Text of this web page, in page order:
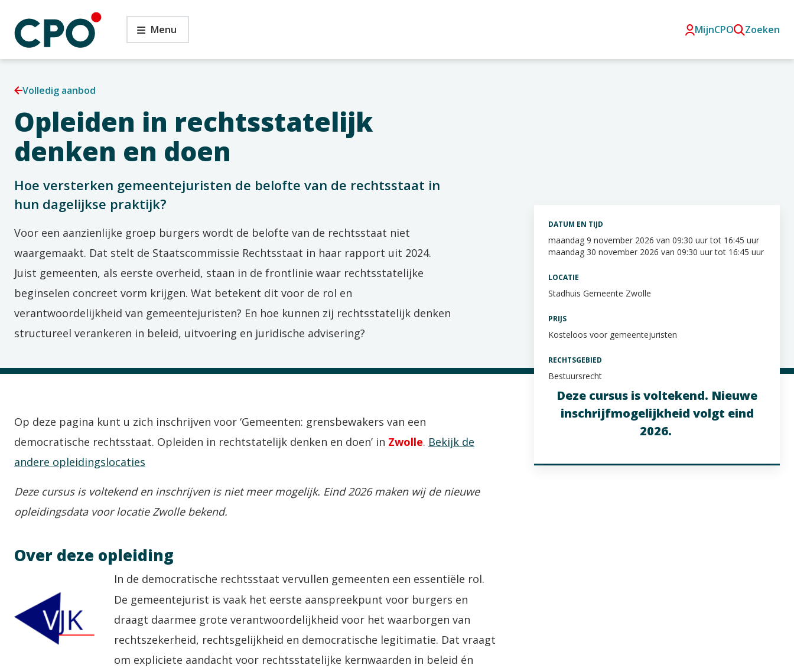
naar
inhoud
Zwolle
–
rechtsstatelijk
denken
doen
Menu MijnCPO Zoeken
Volledig aanbod
Opleiden in rechtsstatelijk
denken en doen
Hoe versterken gemeentejuristen de belofte van de rechtsstaat in
hun dagelijkse praktijk?
Voor een aanzienlijke groep burgers wordt de belofte van de rechtsstaat niet
waargemaakt. Dat stelt de Staatscommissie Rechtsstaat in haar rapport uit 2024.
Juist gemeenten, als eerste overheid, staan in de frontlinie waar rechtsstatelijke
beginselen concreet vorm krijgen. Wat betekent dit voor de rol en
verantwoordelijkheid van gemeentejuristen? En hoe kunnen zij rechtsstatelijk denken
structureel verankeren in beleid, uitvoering en juridische advisering?
Op deze pagina kunt u zich inschrijven voor ‘Gemeenten: grensbewakers van een
democratische rechtsstaat. Opleiden in rechtstatelijk denken en doen’ in Zwolle. Bekijk de
andere opleidingslocaties
Deze cursus is voltekend en inschrijven is niet meer mogelijk. Eind 2026 maken wij de nieuwe
opleidingsdata voor locatie Zwolle bekend.
Over deze opleiding
In de democratische rechtsstaat vervullen gemeenten een essentiële rol.
De gemeentejurist is vaak het eerste aanspreekpunt voor burgers en
draagt daarmee grote verantwoordelijkheid voor het waarborgen van
rechtszekerheid, rechtsgelijkheid en democratische legitimatie. Dat vraagt
om expliciete aandacht voor rechtsstatelijke kernwaarden in beleid én
DATUM EN TIJD
maandag 9 november 2026 van 09:30 uur tot 16:45 uur
maandag 30 november 2026 van 09:30 uur tot 16:45 uur
LOCATIE
Stadhuis Gemeente Zwolle
PRIJS
Kosteloos voor gemeentejuristen
RECHTSGEBIED
Bestuursrecht
Deze cursus is voltekend. Nieuwe
inschrijfmogelijkheid volgt eind
2026.